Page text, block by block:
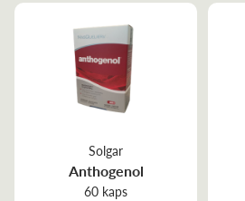
Solgar
Anthogenol
60 kaps